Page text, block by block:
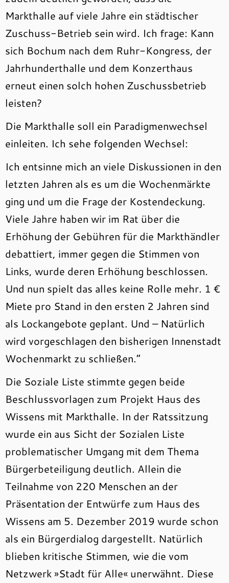
Markthalle auf viele Jahre ein städtischer
Zuschuss-Betrieb sein wird. Ich frage: Kann
sich Bochum nach dem Ruhr-Kongress, der
Jahrhunderthalle und dem Konzerthaus
erneut einen solch hohen Zuschussbetrieb
leisten?
Die Markthalle soll ein Paradigmenwechsel
einleiten. Ich sehe folgenden Wechsel:
Ich entsinne mich an viele Diskussionen in den
letzten Jahren als es um die Wochenmärkte
ging und um die Frage der Kostendeckung.
Viele Jahre haben wir im Rat über die
Erhöhung der Gebühren für die Markthändler
debattiert, immer gegen die Stimmen von
Links, wurde deren Erhöhung beschlossen.
Und nun spielt das alles keine Rolle mehr. 1 €
Miete pro Stand in den ersten 2 Jahren sind
als Lockangebote geplant. Und – Natürlich
wird vorgeschlagen den bisherigen Innenstadt
Wochenmarkt zu schließen.“
Die Soziale Liste stimmte gegen beide
Beschlussvorlagen zum Projekt Haus des
Wissens mit Markthalle. In der Ratssitzung
wurde ein aus Sicht der Sozialen Liste
problematischer Umgang mit dem Thema
Bürgerbeteiligung deutlich. Allein die
Teilnahme von 220 Menschen an der
Präsentation der Entwürfe zum Haus des
Wissens am 5. Dezember 2019 wurde schon
als ein Bürgerdialog dargestellt. Natürlich
blieben kritische Stimmen, wie die vom
Netzwerk »Stadt für Alle« unerwähnt. Diese